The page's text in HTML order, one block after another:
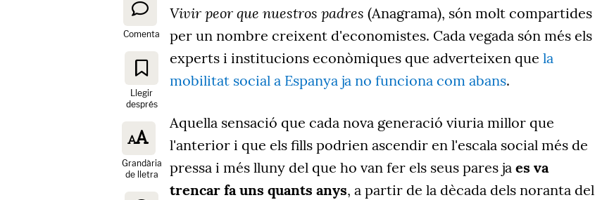
Comenta
Llegir
després
Grandària
de lletra
Vivir peor que nuestros padres (Anagrama), són molt compartides
per un nombre creixent d'economistes. Cada vegada són més els
experts i institucions econòmiques que adverteixen que la
mobilitat social a Espanya ja no funciona com abans.
Aquella sensació que cada nova generació viuria millor que
l'anterior i que els fills podrien ascendir en l'escala social més de
pressa i més lluny del que ho van fer els seus pares ja es va
trencar fa uns quants anys, a partir de la dècada dels noranta del